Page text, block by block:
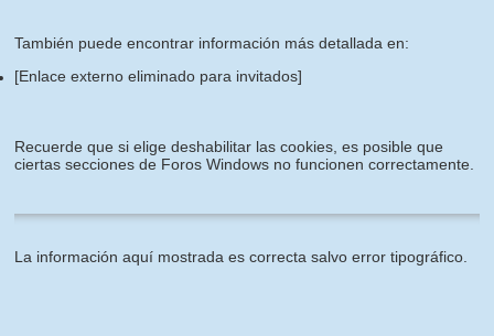
También puede encontrar información más detallada en:
[Enlace externo eliminado para invitados]
Recuerde que si elige deshabilitar las cookies, es posible que
ciertas secciones de Foros Windows no funcionen correctamente.
La información aquí mostrada es correcta salvo error tipográfico.